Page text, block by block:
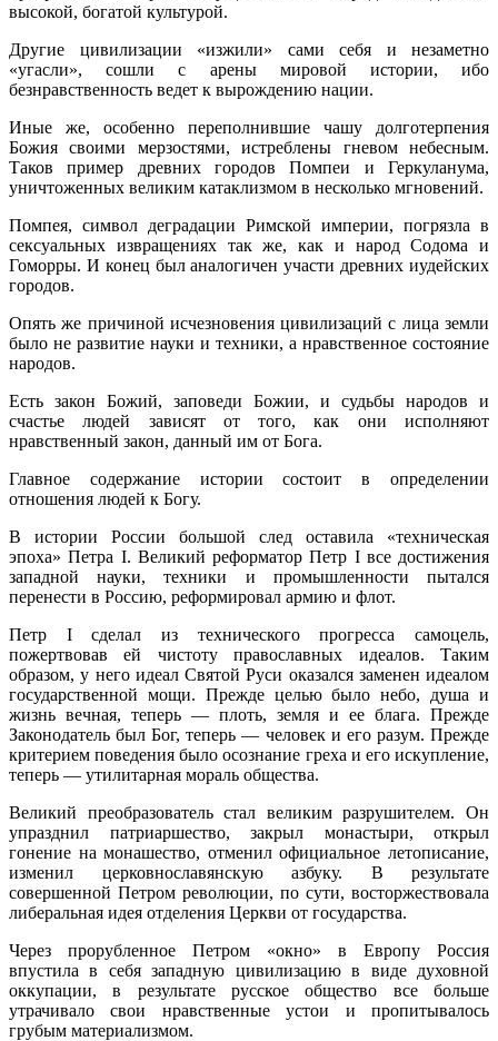
высокой, богатой культурой.
Другие цивилизации «изжили» сами себя и незаметно
«угасли», со­шли с арены мировой истории, ибо
безнравственность ведет к вырож­дению нации.
Иные же, особенно переполнившие чашу долготерпения
Божия своими мерзостями, истреблены гневом небесным.
Таков пример древних городов Помпеи и Геркуланума,
уничтоженных великим катаклизмом в несколько мгновений.
Помпея, символ деградации Римской империи, погрязла в
сексуальных извращениях так же, как и народ Содома и
Гоморры. И конец был анало­гичен участи древних иудейских
городов.
Опять же причиной исчезновения цивилизаций с лица земли
было не развитие науки и техники, а нравственное состояние
народов.
Есть закон Божий, заповеди Божии, и судьбы народов и
счастье лю­дей зависят от того, как они исполняют
нравственный закон, данный им от Бога.
Главное содержание истории состоит в определении
отношения лю­дей к Богу.
В истории России большой след оставила «техническая
эпоха» Петра I. Великий реформатор Петр I все достижения
западной науки, техники и про­мышленности пытался
перенести в Россию, реформировал армию и флот.
Петр I сделал из технического прогресса самоцель,
пожертвовав ей чистоту православных идеалов. Таким
образом, у него идеал Святой Руси оказался заменен идеалом
государственной мощи. Прежде целью было небо, душа и
жизнь вечная, теперь — плоть, земля и ее блага. Прежде
Законодатель был Бог, теперь — человек и его разум. Прежде
критерием поведения было осознание греха и его искупление,
теперь — утилитарная мораль общества.
Великий преобразователь стал великим разрушителем. Он
упразднил патриаршество, закрыл монастыри, открыл
гонение на монашество, от­менил официальное летописание,
изменил церковнославянскую азбуку. В результате
совершенной Петром революции, по сути, восторжество­вала
либеральная идея отделения Церкви от государства.
Через прорубленное Петром «окно» в Европу Россия
впустила в себя западную цивилизацию в виде духовной
оккупации, в результате русское общество все больше
утрачивало свои нравственные устои и пропитыва­лось
грубым материализмом.